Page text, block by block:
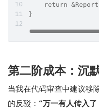
return
}
第二阶成本：沉
当我在代码审查中建议移
的反驳： “万一有人传入